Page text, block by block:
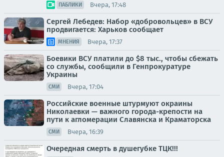
ПАБЛИКИ Вчера, 17:48
Сергей Лебедев: Набор «добровольцев» в ВСУ
продвигается: Харьков сообщает
МНЕНИЯ Вчера, 17:37
Боевики ВСУ платили до $8 тыс., чтобы сбежать
со службы, сообщили в Генпрокуратуре
Украины
СМИ Вчера, 17:04
Российские военные штурмуют окраины
Николаевки — важного города-крепости на
пути к агломерации Славянска и Краматорска
СМИ Вчера, 16:39
Очередная смерть в душегубке ТЦК!!!